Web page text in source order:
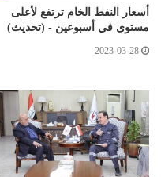
أسعار النفط الخام ترتفع لأعلى
مستوى في أسبوعين - (تحديث)
2023-03-28